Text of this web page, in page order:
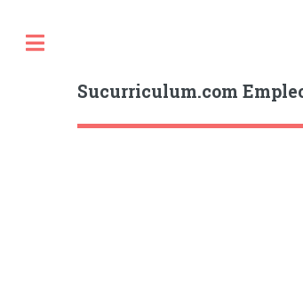
Sucurriculum.com